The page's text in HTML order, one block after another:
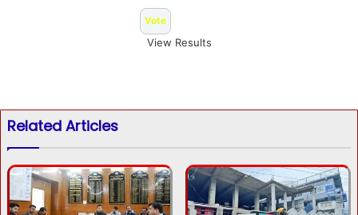
View Results
Related Articles